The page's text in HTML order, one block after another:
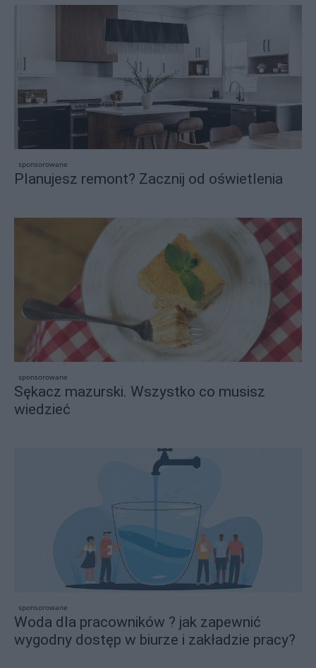
sponsorowane
Planujesz remont? Zacznij od oświetlenia
sponsorowane
Sękacz mazurski. Wszystko co musisz
wiedzieć
sponsorowane
Woda dla pracowników ? jak zapewnić
wygodny dostęp w biurze i zakładzie pracy?